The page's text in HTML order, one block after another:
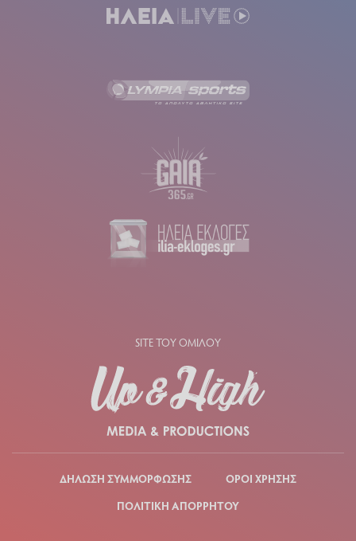
SITE ΤΟΥ ΟΜΙΛΟΥ
ΔΗΛΩΣΗ ΣΥΜΜΟΡΦΩΣΗΣ
ΟΡΟΙ ΧΡΗΣΗΣ
ΠΟΛΙΤΙΚΗ ΑΠΟΡΡΗΤΟΥ